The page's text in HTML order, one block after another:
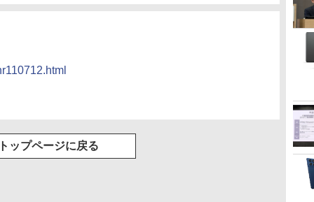
ップページに戻る